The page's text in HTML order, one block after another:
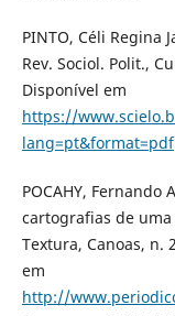
PINTO, Céli Regina
Rev. Sociol. Polit.,
Disponível em
https://
lang=pt&format=pdf
POCAHY,
cartografias de
Textura, Canoas, n.
em
http://